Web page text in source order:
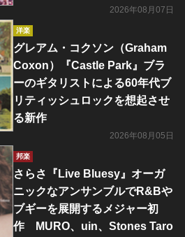
2026年08月07日
洋楽
グレアム・コクソン（Graham
Coxon）『Castle Park』ブラ
ーのギタリストによる60年代ブ
リティッシュロックを想起させ
る新作
2026年08月05日
邦楽
さらさ『Live Bluesy』オーガ
ニックなアンサンブルでR&Bや
ブギーを展開するメジャー初
作 MURO、uin、Stones Taro